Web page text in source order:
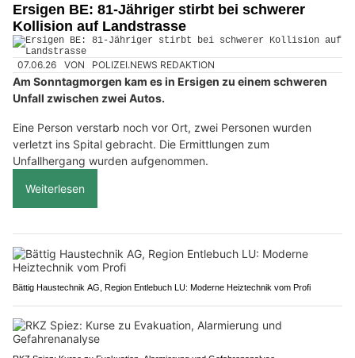
Ersigen BE: 81-Jähriger stirbt bei schwerer
Kollision auf Landstrasse
07.06.26 VON POLIZEI.NEWS REDAKTION
Am Sonntagmorgen kam es in Ersigen zu einem schweren
Unfall zwischen zwei Autos.
Eine Person verstarb noch vor Ort, zwei Personen wurden
verletzt ins Spital gebracht. Die Ermittlungen zum
Unfallhergang wurden aufgenommen.
Weiterlesen
Bättig Haustechnik AG, Region Entlebuch LU: Moderne Heiztechnik vom Profi